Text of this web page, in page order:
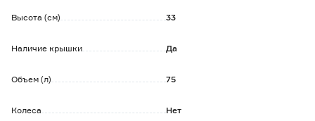
Высота (см) 33
Наличие крышки Да
Объем (л) 75
Колеса Нет